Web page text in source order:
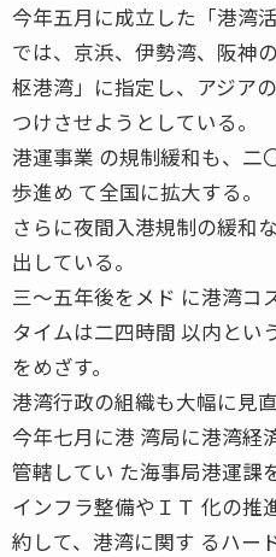
今年五月に成立した「港湾
では、京浜、伊勢湾、阪神
枢港湾」に指定し、アジア
つけさせようとしている。
港運事業 の規制緩和も、二
歩進め て全国に拡大する。
さらに夜間入港規制の緩和
出している。
三〜五年後をメド に港湾コ
タイムは二四時間 以内とい
をめざす。
港湾行政の組織も大幅に見直
今年七月に港 湾局に港湾経
管轄してい た海事局港運課
インフラ整備やＩＴ 化の推
約して、港湾に関す るハー